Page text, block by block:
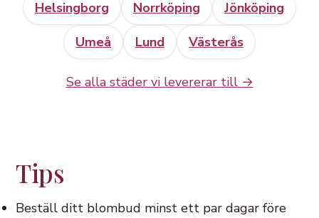
Helsingborg Norrköping
Jönköping
Umeå
Lund Västerås
Se alla städer vi levererar till →
Tips
Beställ ditt blombud minst ett par dagar före